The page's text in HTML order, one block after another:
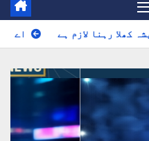
اے این پی کا بڑا فیصلہ: